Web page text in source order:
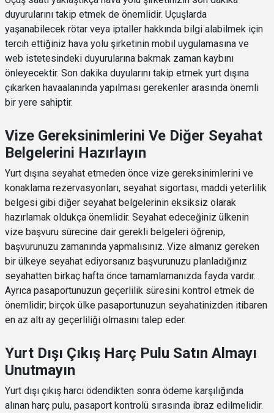
duyurularını takip etmek de önemlidir. Uçuşlarda
yaşanabilecek rötar veya iptaller hakkında bilgi alabilmek için
tercih ettiğiniz hava yolu şirketinin mobil uygulamasına ve
web istetesindeki duyurularına bakmak zaman kaybını
önleyecektir. Son dakika duyularını takip etmek yurt dışına
çıkarken havaalanında yapılması gerekenler arasında önemli
bir yere sahiptir.
Vize Gereksinimlerini Ve Diğer Seyahat
Belgelerini Hazırlayın
Yurt dışına seyahat etmeden önce vize gereksinimlerini ve
konaklama rezervasyonları, seyahat sigortası, maddi yeterlilik
belgesi gibi diğer seyahat belgelerinin eksiksiz olarak
hazırlamak oldukça önemlidir. Seyahat edeceğiniz ülkenin
vize başvuru sürecine dair gerekli belgeleri öğrenip,
başvurunuzu zamanında yapmalısınız. Vize almanız gereken
bir ülkeye seyahat ediyorsanız başvurunuzu planladığınız
seyahatten birkaç hafta önce tamamlamanızda fayda vardır.
Ayrıca pasaportunuzun geçerlilik süresini kontrol etmek de
önemlidir; birçok ülke pasaportunuzun seyahatinizden itibaren
en az altı ay geçerliliği olmasını talep eder.
Yurt Dışı Çıkış Harç Pulu Satın Almayı
Unutmayın
Yurt dışı çıkış harcı ödendikten sonra ödeme karşılığında
alınan harç pulu, pasaport kontrolü sırasında ibraz edilmelidir.